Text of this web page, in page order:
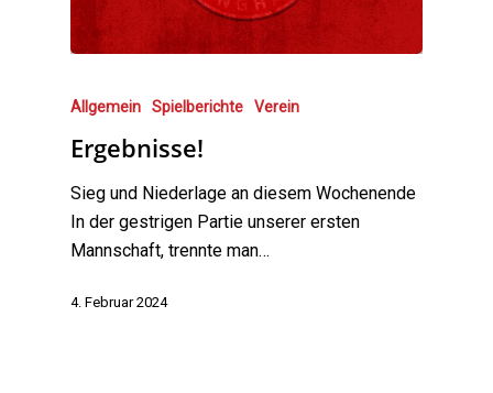
Allgemein Spielberichte Verein
Ergebnisse!
Sieg und Niederlage an diesem Wochenende
In der gestrigen Partie unserer ersten
Mannschaft, trennte man…
4. Februar 2024